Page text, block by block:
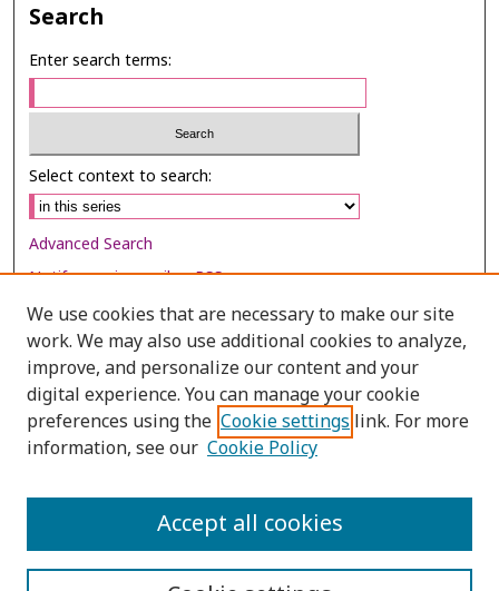
Search
Enter search terms:
Select context to search:
Advanced Search
Notify me via email orRSS
Browse
Collections
Disciplines
Authors
We use cookies that are necessary to make our site
work. We may also use additional cookies to analyze,
improve, and personalize our content and your
digital experience. You can manage your cookie
preferences using the Cookie settings link. For more
information, see our Cookie Policy
Accept all cookies